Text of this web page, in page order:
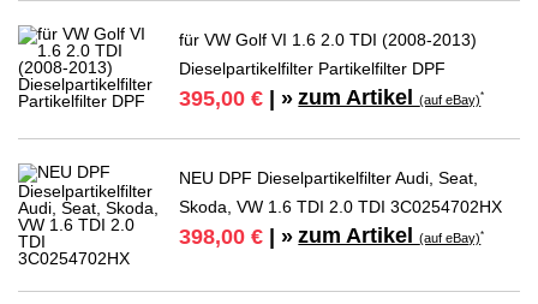
für VW Golf VI 1.6 2.0 TDI (2008-2013)
Dieselpartikelfilter Partikelfilter DPF
395,00 € | » zum Artikel(auf eBay)*
NEU DPF Dieselpartikelfilter Audi, Seat,
Skoda, VW 1.6 TDI 2.0 TDI 3C0254702HX
398,00 € | » zum Artikel(auf eBay)*